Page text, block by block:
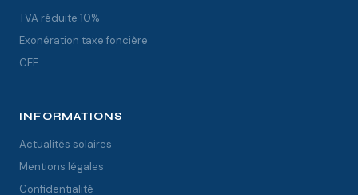
TVA réduite 10%
Exonération taxe foncière
CEE
INFORMATIONS
Actualités solaires
Mentions légales
Confidentialité